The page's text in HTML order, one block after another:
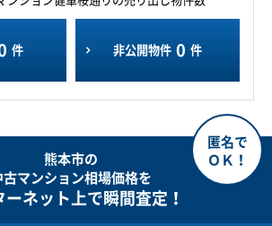
件 非公開物件 0 件
熊本市の
古マンション相場価格を
ーネット上で瞬間査定！